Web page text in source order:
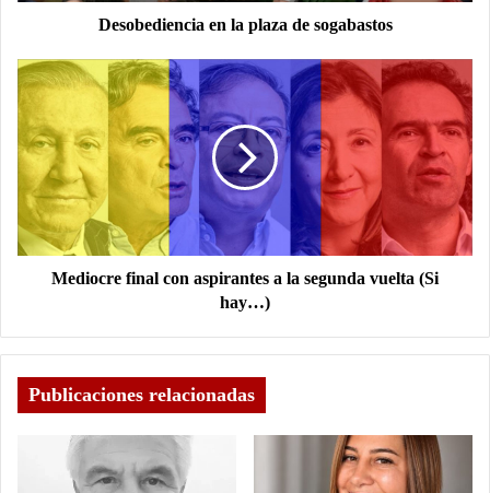
Desobediencia en la plaza de sogabastos
Mediocre final con aspirantes a la segunda vuelta (Si
hay…)
Publicaciones relacionadas